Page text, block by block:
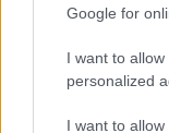
Google for
I want to
personalized
I want to